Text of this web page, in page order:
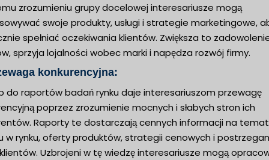
zrozumieniu grupy docelowej interesariusze mogą
swoje produkty, usługi i strategie marketingowe,
spełniać oczekiwania klientów. Zwiększa to
sprzyja lojalności wobec marki i napędza rozwój firmy.
konkurencyjna:
do raportów badań rynku daje interesariuszom przewagę
poprzez zrozumienie mocnych i słabych stron ich
Raporty te dostarczają cennych informacji na temat
w rynku, oferty produktów, strategii cenowych i
Uzbrojeni w tę wiedzę interesariusze mogą